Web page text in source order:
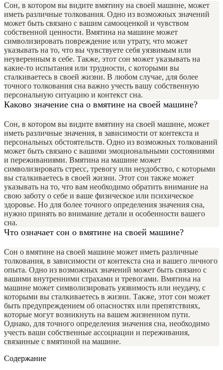
Сон, в котором вы видите вмятину на своей машине, может
иметь различные толкования. Одно из возможных значений
может быть связано с вашим самооценкой и чувством
собственной ценности. Вмятина на машине может
символизировать повреждение или утрату, что может
указывать на то, что вы чувствуете себя уязвимым или
неуверенным в себе. Также, этот сон может указывать на
какие-то испытания или трудности, с которыми вы
сталкиваетесь в своей жизни. В любом случае, для более
точного толкования сна важно учесть вашу собственную
персональную ситуацию и контекст сна.
Каково значение сна о вмятине на своей машине?
Сон, в котором вы видите вмятину на своей машине, может
иметь различные значения, в зависимости от контекста и
персональных обстоятельств. Одно из возможных толкований
может быть связано с вашими эмоциональными состояниями
и переживаниями. Вмятина на машине может
символизировать стресс, тревогу или неудобство, с которыми
вы сталкиваетесь в своей жизни. Этот сон также может
указывать на то, что вам необходимо обратить внимание на
свою заботу о себе и ваше физическое или психическое
здоровье. Но для более точного определения значения сна,
нужно принять во внимание детали и особенности вашего
сна.
Что означает сон о вмятине на своей машине?
Сон о вмятине на своей машине может иметь различные
толкования, в зависимости от контекста сна и вашего личного
опыта. Одно из возможных значений может быть связано с
вашими внутренними страхами и тревогами. Вмятина на
машине может символизировать уязвимость или неудачу, с
которыми вы сталкиваетесь в жизни. Также, этот сон может
быть предупреждением об опасностях или препятствиях,
которые могут возникнуть на вашем жизненном пути.
Однако, для точного определения значения сна, необходимо
учесть ваши собственные ассоциации и переживания,
связанные с вмятиной на машине.
Содержание